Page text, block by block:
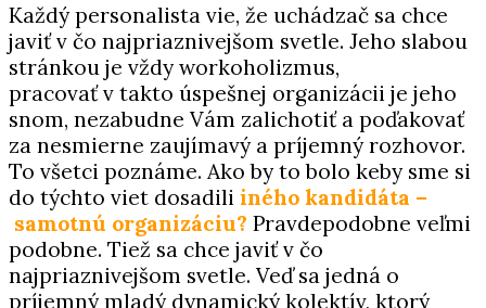
2017
Každý personalista vie, že uchádzač sa chce
javiť v čo najpriaznivejšom svetle. Jeho slabou
stránkou je vždy workoholizmus,
pracovať v takto úspešnej organizácii je jeho
snom, nezabudne Vám zalichotiť a poďakovať
za nesmierne zaujímavý a príjemný rozhovor.
To všetci poznáme. Ako by to bolo keby sme si
do týchto viet dosadili iného kandidáta –
samotnú organizáciu? Pravdepodobne veľmi
podobne. Tiež sa chce javiť v čo
najpriaznivejšom svetle. Veď sa jedná o
príjemný mladý dynamický kolektív, ktorý